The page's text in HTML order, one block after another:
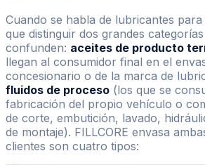
Cuando se habla de lubricantes
que distinguir dos grandes
confunden: aceites de producto
llegan al consumidor final en el
concesionario o de la marca de
fluidos de proceso (los que se
fabricación del propio vehículo o
de corte, embutición, lavado,
de montaje). FILLCORE envasa
clientes son cuatro tipos: